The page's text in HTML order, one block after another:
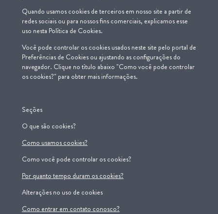
Quando usamos cookies de terceiros em nosso site a partir de
redes sociais ou para nossos fins comerciais, explicamos esse
uso nesta Política de Cookies.
Você pode controlar os cookies usados ​​neste site pelo portal de
Preferências de Cookies ou ajustando as configurações do
navegador. Clique no título abaixo "Como você pode controlar
os cookies?" para obter mais informações.
Seções
O que são cookies?
Como usamos cookies?
Como você pode controlar os cookies?
Por quanto tempo duram os cookies?
Alterações no uso de cookies
Como entrar em contato conosco?